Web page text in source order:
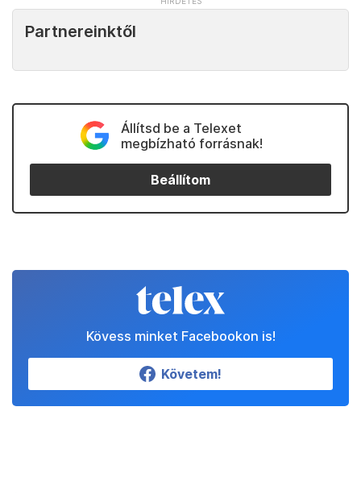
Partnereinktől
Állítsd be a Telexet
megbízható forrásnak!
Beállítom
Kövess minket Facebookon is!
Követem!